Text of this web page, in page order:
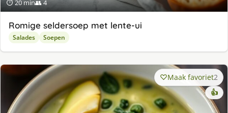
⏱ 20 min👥 4
Romige seldersoep met lente-ui
Salades Soepen
Maak favoriet2
👍